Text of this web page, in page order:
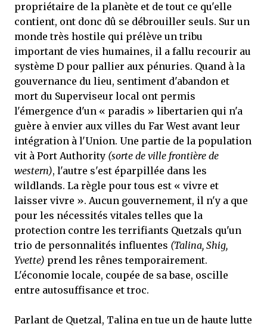
propriétaire de la planète et de tout ce qu'elle
contient, ont donc dû se débrouiller seuls. Sur un
monde très hostile qui prélève un tribu
important de vies humaines, il a fallu recourir au
système D pour pallier aux pénuries. Quand à la
gouvernance du lieu, sentiment d'abandon et
mort du Superviseur local ont permis
l'émergence d'un « paradis » libertarien qui n'a
guère à envier aux villes du Far West avant leur
intégration à l'Union. Une partie de la population
vit à Port Authority (sorte de ville frontière de
western), l'autre s'est éparpillée dans les
wildlands. La règle pour tous est « vivre et
laisser vivre ». Aucun gouvernement, il n'y a que
pour les nécessités vitales telles que la
protection contre les terrifiants Quetzals qu'un
trio de personnalités influentes (Talina, Shig,
Yvette) prend les rênes temporairement.
L'économie locale, coupée de sa base, oscille
entre autosuffisance et troc.
Parlant de Quetzal, Talina en tue un de haute lutte